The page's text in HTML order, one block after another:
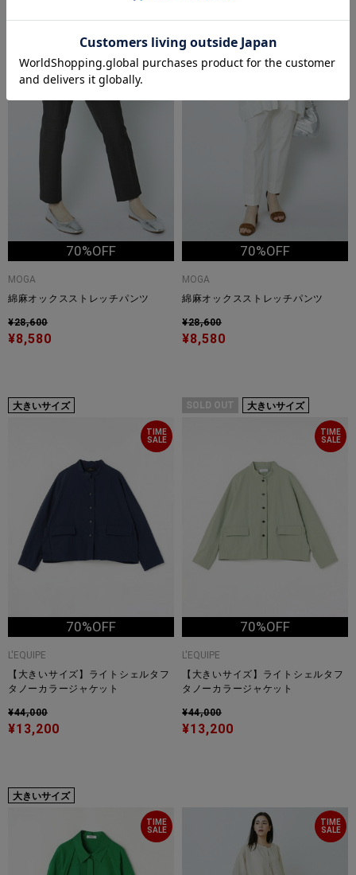
SALE
70%OFF
MOGA
綿麻オックスストレッチパンツ
¥28,600
¥8,580
SALE
70%OFF
MOGA
綿麻オックスストレッチパンツ
¥28,600
¥8,580
大きいサイズ
TIME
SALE
70%OFF
L'EQUIPE
【大きいサイズ】ライトシェルタフ
タノーカラージャケット
¥44,000
¥13,200
SOLD OUT 大きいサイズ
TIME
SALE
70%OFF
L'EQUIPE
【大きいサイズ】ライトシェルタフ
タノーカラージャケット
¥44,000
¥13,200
大きいサイズ
TIME
SALE
TIME
SALE